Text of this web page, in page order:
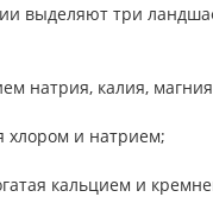
выделяют три
натрия, калия,
хлором и натрием;
кальцием и